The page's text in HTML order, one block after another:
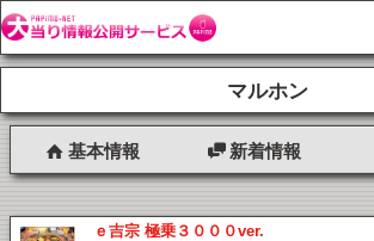
マルホン
基本情報 新着情報
ｅ吉宗 極乗３０００ver.